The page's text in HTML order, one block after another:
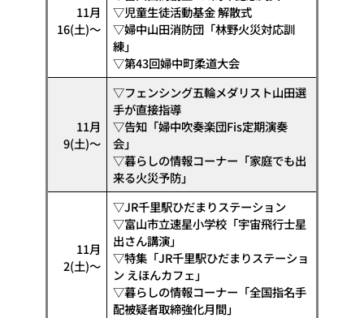
11月
16(土)〜
▽児童生徒活動基金 解散式
▽婦中山田消防団「林野火災対応訓
練」
▽第43回婦中町柔道大会
11月
9(土)〜
▽フェンシング五輪メダリスト山田選
手が直接指導
▽告知「婦中吹奏楽団Fis定期演奏
会」
▽暮らしの情報コーナー「家庭でも出
来る火災予防」
11月
2(土)〜
▽JR千里駅ひだまりステーション
▽富山市立速星小学校「宇宙飛行士星
出さん講演」
▽特集「JR千里駅ひだまりステーショ
ン えほんカフェ」
▽暮らしの情報コーナー「全国指名手
配被疑者取締強化月間」